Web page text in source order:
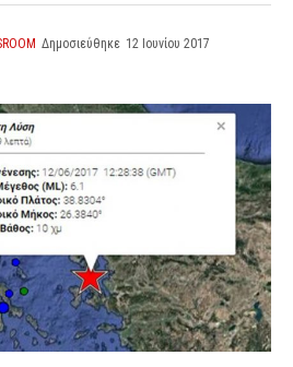
Δημοσιεύθηκε 12 Ιουνίου 2017